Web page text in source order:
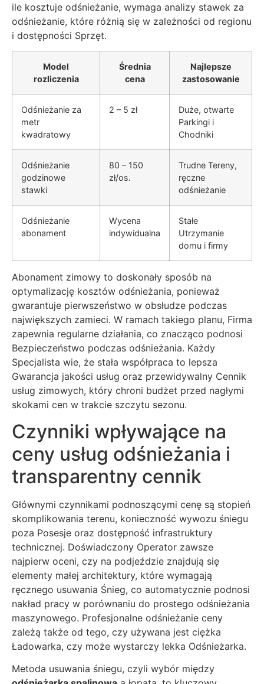
ile kosztuje odśnieżanie, wymaga analizy stawek za
odśnieżanie, które różnią się w zależności od regionu
i dostępności Sprzęt.
Model
rozliczenia
Średnia
cena
Najlepsze
zastosowanie
Odśnieżanie za
metr
kwadratowy
2 – 5 zł
Duże, otwarte
Parkingi i
Chodniki
Odśnieżanie
godzinowe
stawki
80 – 150
zł/os.
Trudne Tereny,
ręczne
odśnieżanie
Odśnieżanie
abonament
Wycena
indywidualna
Stałe
Utrzymanie
domu i firmy
Abonament zimowy to doskonały sposób na
optymalizację kosztów odśnieżania, ponieważ
gwarantuje pierwszeństwo w obsłudze podczas
największych zamieci. W ramach takiego planu, Firma
zapewnia regularne działania, co znacząco podnosi
Bezpieczeństwo podczas odśnieżania. Każdy
Specjalista wie, że stała współpraca to lepsza
Gwarancja jakości usług oraz przewidywalny Cennik
usług zimowych, który chroni budżet przed nagłymi
skokami cen w trakcie szczytu sezonu.
Czynniki wpływające na
ceny usług odśnieżania i
transparentny cennik
Głównymi czynnikami podnoszącymi cenę są stopień
skomplikowania terenu, konieczność wywozu śniegu
poza Posesje oraz dostępność infrastruktury
technicznej. Doświadczony Operator zawsze
najpierw oceni, czy na podjeździe znajdują się
elementy małej architektury, które wymagają
ręcznego usuwania Śnieg, co automatycznie podnosi
nakład pracy w porównaniu do prostego odśnieżania
maszynowego. Profesjonalne odśnieżanie ceny
zależą także od tego, czy używana jest ciężka
Ładowarka, czy może wystarczy lekka Odśnieżarka.
Metoda usuwania śniegu, czyli wybór między